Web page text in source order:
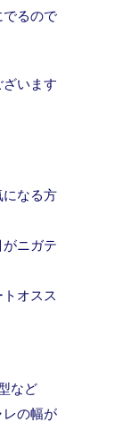
でるので
います
になる方
ニガテ
オスス
など
レの幅が